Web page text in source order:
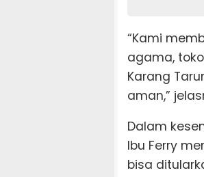
“Kami
agama,
Karang
aman,”
Dalam
Ibu Ferry
bisa